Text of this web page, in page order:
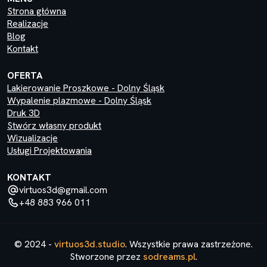
Strona główna
Realizacje
Blog
Kontakt
OFERTA
Lakierowanie Proszkowe - Dolny Śląsk
Wypalenie plazmowe - Dolny Śląsk
Druk 3D
Stwórz własny produkt
Wizualizacje
Usługi Projektowania
KONTAKT
virtuos3d@gmail.com
+48 883 966 011
© 2024 - virtuos3d.studio. Wszystkie prawa zastrzeżone.
Stworzone przez sodreams.pl.